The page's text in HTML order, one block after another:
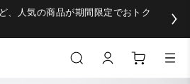
、人気の商品が期間限定でおトク